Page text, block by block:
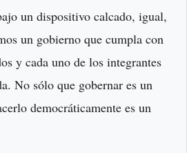
un dispositivo calcado, igual,
un gobierno que cumpla con
y cada uno de los integrantes
No sólo que gobernar es un
democráticamente es un